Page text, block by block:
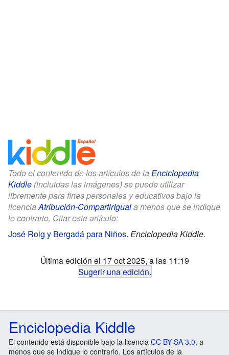
Todo el contenido de los artículos de la Enciclopedia
Kiddle (incluidas las imágenes) se puede utilizar
libremente para fines personales y educativos bajo la
licenciaAtribución-CompartirIguala menos que se indique
lo contrario. Citar este artículo:
José Roig y Bergadá para Niños. Enciclopedia Kiddle.
Última edición el 17 oct 2025, a las 11:19
Sugerir una edición.
Enciclopedia Kiddle
El contenido está disponible bajo la licencia CC BY-SA 3.0, a
menos que se indique lo contrario. Los artículos de la